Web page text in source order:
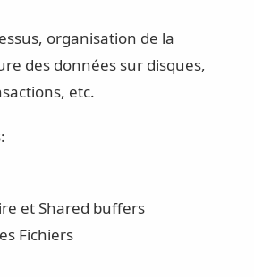
organisation de la
des données sur disques,
etc.
et Shared buffers
Fichiers